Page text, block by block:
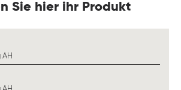
Sie hier ihr Produkt